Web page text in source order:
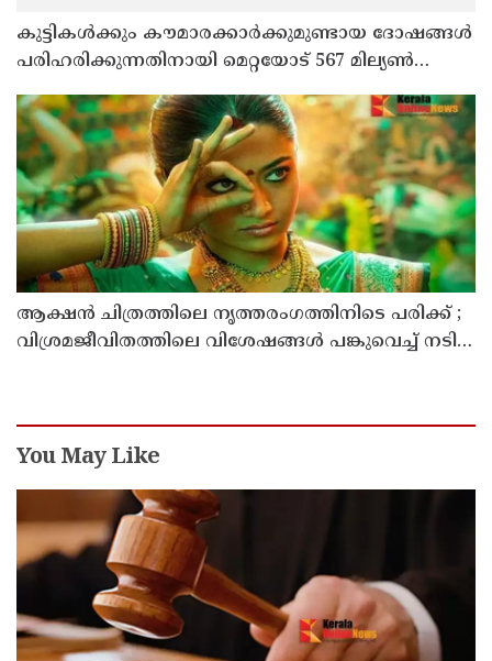
കുട്ടികൾക്കും കൗമാരക്കാർക്കുമുണ്ടായ ദോഷങ്ങൾ
പരിഹരിക്കുന്നതിനായി മെറ്റയോട് 567 മില്യൺ
ആക്ഷൻ ചിത്രത്തിലെ നൃത്തരംഗത്തിനിടെ പരിക്ക് ;
വിശ്രമജീവിതത്തിലെ വിശേഷങ്ങൾ പങ്കുവെച്ച് നടി
You May Like